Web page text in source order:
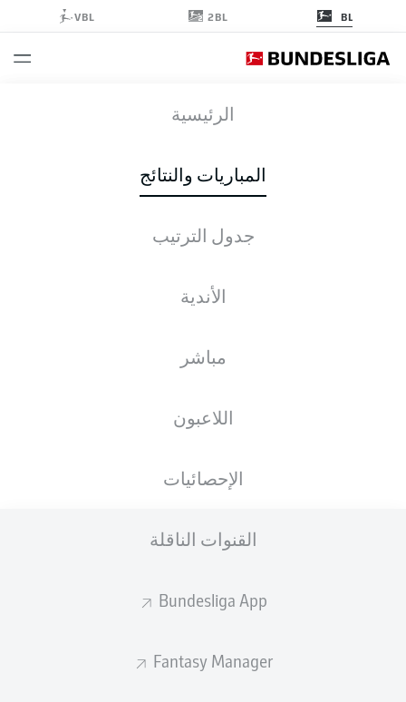
BL
2BL
VBL
الرئيسية
المباريات والنتائج
جدول الترتيب
الأندية
مباشر
اللاعبون
الإحصائيات
القنوات الناقلة
Bundesliga App
Fantasy Manager
1
3
الأخبار التشكيلات الإحصائيات
1.39